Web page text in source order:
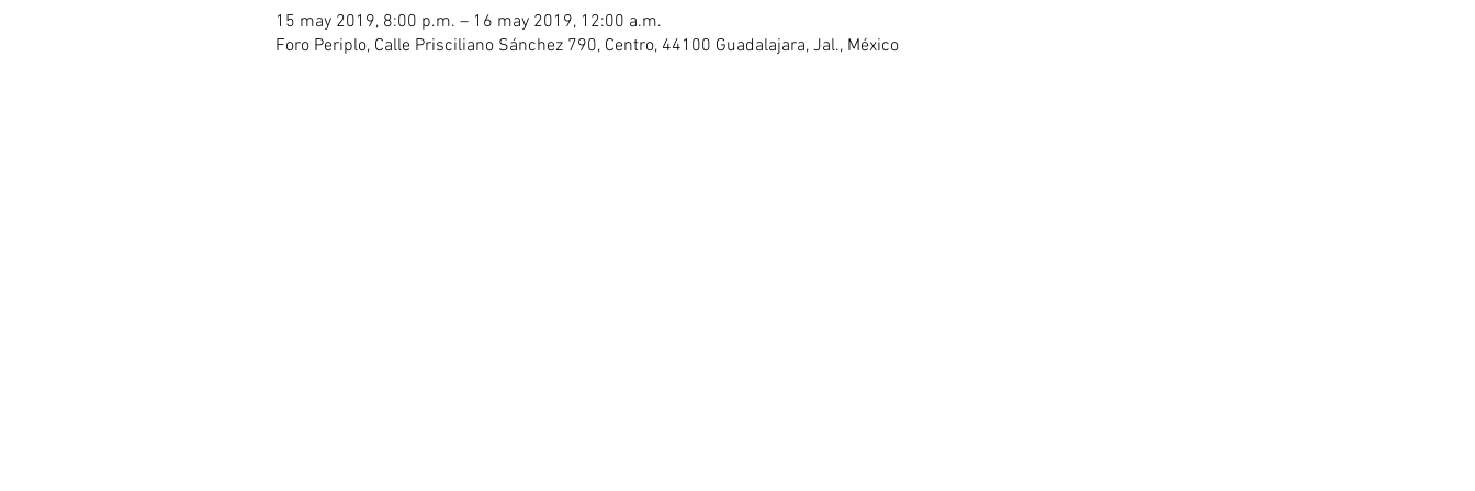
15 may 2019, 8:00 p.m. – 16 may 2019, 12:00 a.m.
Foro Periplo, Calle Prisciliano Sánchez 790, Centro, 44100 Guadalajara, Jal., México